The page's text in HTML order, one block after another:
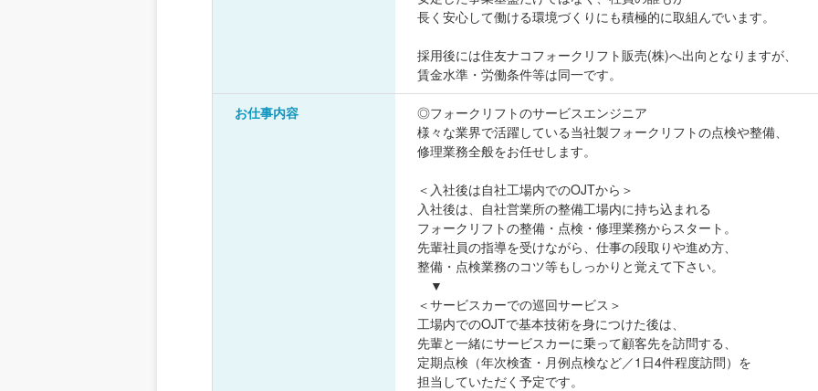
長く安心して働ける環境づくりにも積極的に取組んでいます。
採用後には住友ナコフォークリフト販売(株)へ出向となりますが、
賃金水準・労働条件等は同一です。
お仕事内容
◎フォークリフトのサービスエンジニア
様々な業界で活躍している当社製フォークリフトの点検や整備、
修理業務全般をお任せします。
＜入社後は自社工場内でのOJTから＞
入社後は、自社営業所の整備工場内に持ち込まれる
フォークリフトの整備・点検・修理業務からスタート。
先輩社員の指導を受けながら、仕事の段取りや進め方、
整備・点検業務のコツ等もしっかりと覚えて下さい。
▼
＜サービスカーでの巡回サービス＞
工場内でのOJTで基本技術を身につけた後は、
先輩と一緒にサービスカーに乗って顧客先を訪問する、
定期点検（年次検査・月例点検など／1日4件程度訪問）を
担当していただく予定です。